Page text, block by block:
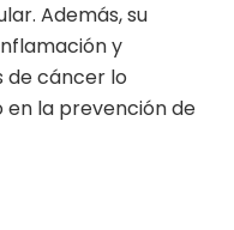
Además, su
y
cáncer lo
en la prevención de